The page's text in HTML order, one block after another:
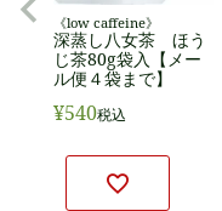
《low caffeine》
深蒸し八女茶 ほう
じ茶80g袋入【メー
ル便４袋まで】
¥540税込